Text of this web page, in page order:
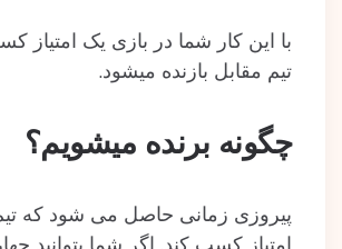
تیم مقابل بازنده می‎شود.
چگونه برنده می‎شویم؟
پیروزی زمانی حاصل می شود که